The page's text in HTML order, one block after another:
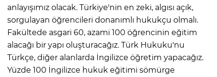
anlayışımız olacak. Türkiye'nin en zeki, algısı açık,
sorgulayan öğrencileri donanımlı hukukçu olmalı.
Fakültede asgari 60, azami 100 öğrencinin eğitim
alacağı bir yapı oluşturacağız. Türk Hukuku'nu
Türkçe, diğer alanlarda İngilizce öğretim yapacağız.
Yüzde 100 İngilizce hukuk eğitimi sömürge